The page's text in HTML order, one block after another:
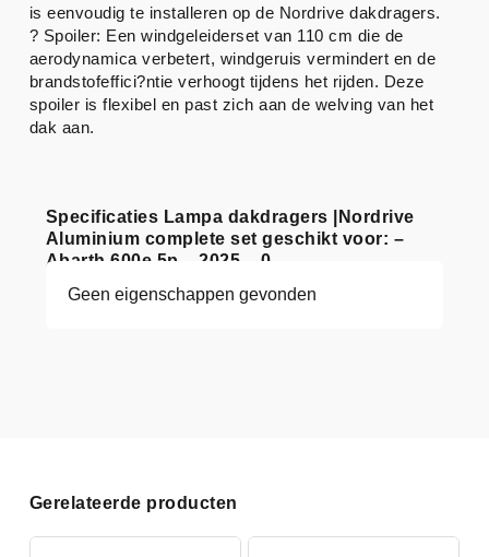
Specificaties Lampa dakdragers |Nordrive
Aluminium complete set geschikt voor: –
Abarth 600e 5p – 2025 – 0
Geen eigenschappen gevonden
is eenvoudig te installeren op de Nordrive dakdragers.
? Spoiler: Een windgeleiderset van 110 cm die de
aerodynamica verbetert, windgeruis vermindert en de
brandstofeffici?ntie verhoogt tijdens het rijden. Deze
spoiler is flexibel en past zich aan de welving van het
dak aan.
Gerelateerde producten